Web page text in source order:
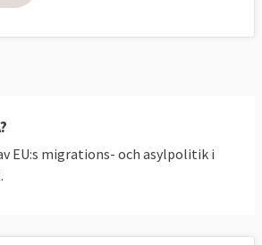
sedan 2016
migrationspolitiksförslaget
medlemsländerna i
EU:s migrations- och asylpolitik i